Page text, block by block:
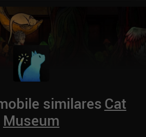
similaresCat
Museum